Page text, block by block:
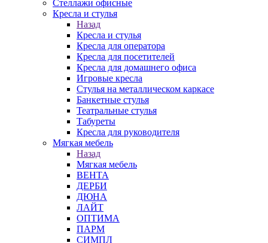
Стеллажи офисные
Кресла и стулья
Назад
Кресла и стулья
Кресла для оператора
Кресла для посетителей
Кресла для домашнего офиса
Игровые кресла
Стулья на металлическом каркасе
Банкетные стулья
Театральные стулья
Табуреты
Кресла для руководителя
Мягкая мебель
Назад
Мягкая мебель
ВЕНТА
ДЕРБИ
ДЮНА
ЛАЙТ
ОПТИМА
ПАРМ
СИМПЛ